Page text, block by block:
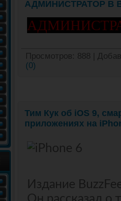
АДМИНИСТРАТОР В
Просмотров: 888
(0)
Тим Кук об iOS 9,
приложениях на
Издание